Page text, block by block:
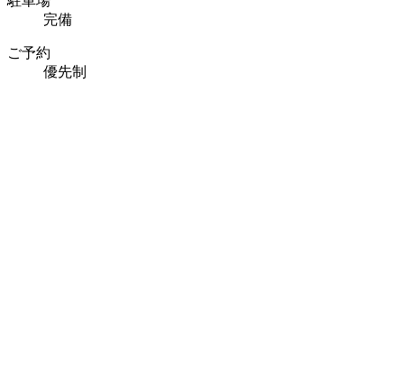
完備
ご予約
優先制